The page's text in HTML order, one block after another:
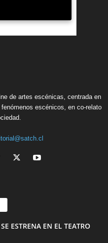
de artes escénicas, centrada en
escénicos, en co-relato
ESTRENA EN EL TEATRO